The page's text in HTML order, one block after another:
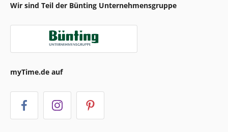
Wir sind Teil der Bünting Unternehmensgruppe
myTime.de auf